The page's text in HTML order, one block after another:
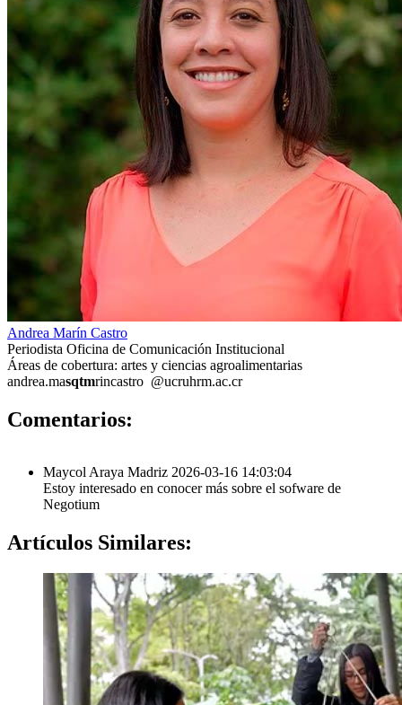
Andrea Marín Castro
Periodista Oficina de Comunicación Institucional
Áreas de cobertura: artes y ciencias agroalimentarias
andrea.masqtmrincastro @ucruhrm.ac.cr
Comentarios:
Maycol Araya Madriz 2026-03-16 14:03:04
Estoy interesado en conocer más sobre el sofware de
Negotium
Artículos Similares: